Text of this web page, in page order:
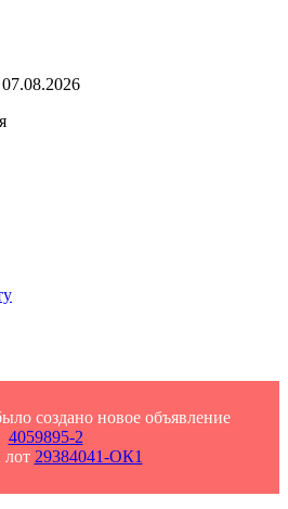
создано новое объявление
4059895-2
29384041-ОК1